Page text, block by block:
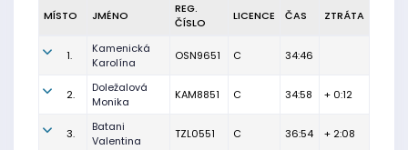
MÍSTO JMÉNO
REG.
ČÍSLO
LICENCE ČAS ZTRÁTA
1.
Kamenická
Karolína
OSN9651 C 34:46
2.
Doležalová
Monika
KAM8851 C 34:58 + 0:12
3.
Batani
Valentina
TZL0551 C 36:54 + 2:08